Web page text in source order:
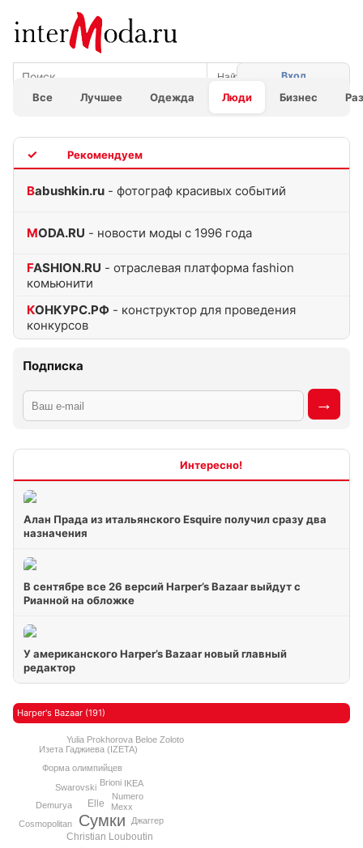
Все Лучшее Одежда Люди Бизнес
Вход
Babushkin.ru - фотограф красивых событий
MODA.RU - новости моды с 1996 года
FASHION.RU - отраслевая платформа fashion
комьюнити
КОНКУРС.РФ - конструктор для проведения
конкурсов
Подписка
Алан Прада из итальянского Esquire получил сразу два
назначения
В сентябре все 26 версий Harper’s Bazaar выйдут с
Рианной на обложке
У американского Harper’s Bazaar новый главный
редактор
Harper's Bazaar (191)
Сумки
Elle
Christian Louboutin
Mexx
Numero
Swarovski
Джаггер
Форма олимпийцев
Brioni
Demurya
Изета Гаджиева (IZETA)
Yulia Prokhorova Beloe Zoloto
Cosmopolitan
IKEA